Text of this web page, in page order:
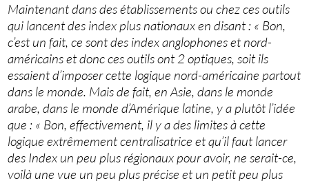
Maintenant dans des établissements ou chez ces outils
qui lancent des index plus nationaux en disant : « Bon,
c’est un fait, ce sont des index anglophones et nord-
américains et donc ces outils ont 2 optiques, soit ils
essaient d’imposer cette logique nord-américaine partout
dans le monde. Mais de fait, en Asie, dans le monde
arabe, dans le monde d’Amérique latine, y a plutôt l’idée
que : « Bon, effectivement, il y a des limites à cette
logique extrêmement centralisatrice et qu’il faut lancer
des Index un peu plus régionaux pour avoir, ne serait-ce,
voilà une vue un peu plus précise et un petit peu plus